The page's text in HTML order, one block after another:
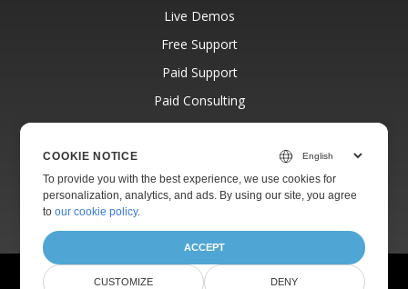
Live Demos
Free Support
Paid Support
Paid Consulting
Blog
About
© Aspose Pty Ltd 2001-2026. All Rights Reserved.
COOKIE NOTICE
To provide you with the best experience, we use cookies for
personalization, analytics, and ads. By using our site, you agree
toour cookie policy.
ACCEPT
CUSTOMIZE DENY